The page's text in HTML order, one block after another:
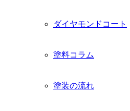
ダイヤモンドコート
塗料コラム
塗装の流れ